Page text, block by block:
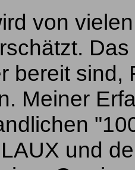
von
bereit sind,
Meiner
und